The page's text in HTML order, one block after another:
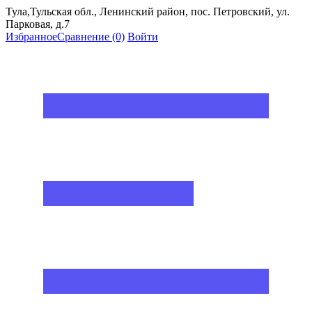
Тула,Тульская обл., Ленинский район, пос. Петровский, ул.
Парковая, д.7
ИзбранноеСравнение (0) Войти